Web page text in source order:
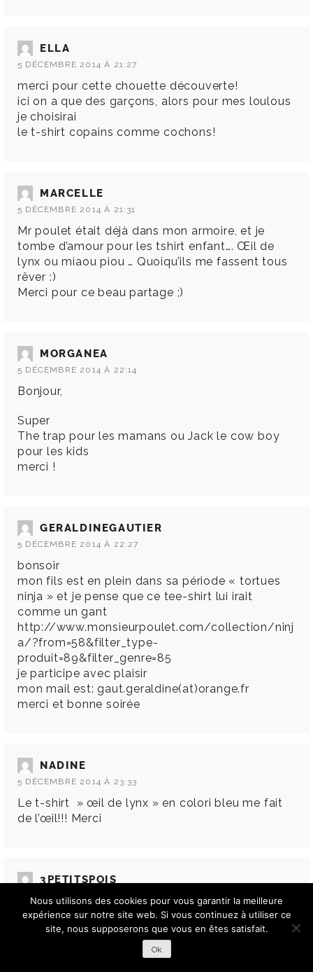
ELLA
5 DÉCEMBRE 2014 À 21:27
merci pour cette chouette découverte!
ici on a que des garçons, alors pour mes loulous
je choisirai
le t-shirt copains comme cochons!
MARCELLE
5 DÉCEMBRE 2014 À 21:31
Mr poulet était déjà dans mon armoire, et je
tombe d’amour pour les tshirt enfant…. Œil de
lynx ou miaou piou … Quoiqu’ils me fassent tous
rêver :)
Merci pour ce beau partage ;)
MORGANEA
5 DÉCEMBRE 2014 À 22:14
Bonjour,
Super
The trap pour les mamans ou Jack le cow boy
pour les kids
merci !
GERALDINEGAUTIER
5 DÉCEMBRE 2014 À 22:27
bonsoir
mon fils est en plein dans sa période « tortues
ninja » et je pense que ce tee-shirt lui irait
comme un gant
http://www.monsieurpoulet.com/collection/ninj
a/?from=58&filter_type-
produit=89&filter_genre=85
je participe avec plaisir
mon mail est: gaut.geraldine(at)orange.fr
merci et bonne soirée
NADINE
5 DÉCEMBRE 2014 À 23:33
Le t-shirt » œil de lynx » en colori bleu me fait
de l’œil!!! Merci
3PETITSPOIS
6 DÉCEMBRE 2014 À 08:38
Ah sympa
Sympas les t shirts ! Pour nous ça sera œil de
Nous utilisons des cookies pour vous garantir la meilleure
expérience sur notre site web. Si vous continuez à utiliser ce
site, nous supposerons que vous en êtes satisfait.
Ok